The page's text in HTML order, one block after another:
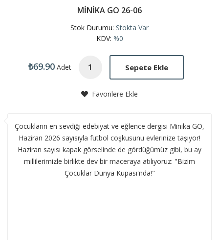
MİNİKA GO 26-06
Stok Durumu: Stokta Var
KDV: %0
₺69.90 Adet Sepete Ekle
Favorilere Ekle
Çocukların en sevdiği edebiyat ve eğlence dergisi Minika GO,
Haziran 2026 sayısıyla futbol coşkusunu evlerinize taşıyor!
Haziran sayısı kapak görselinde de gördüğümüz gibi, bu ay
millilerimizle birlikte dev bir maceraya atılıyoruz: "Bizim
Çocuklar Dünya Kupası'nda!"